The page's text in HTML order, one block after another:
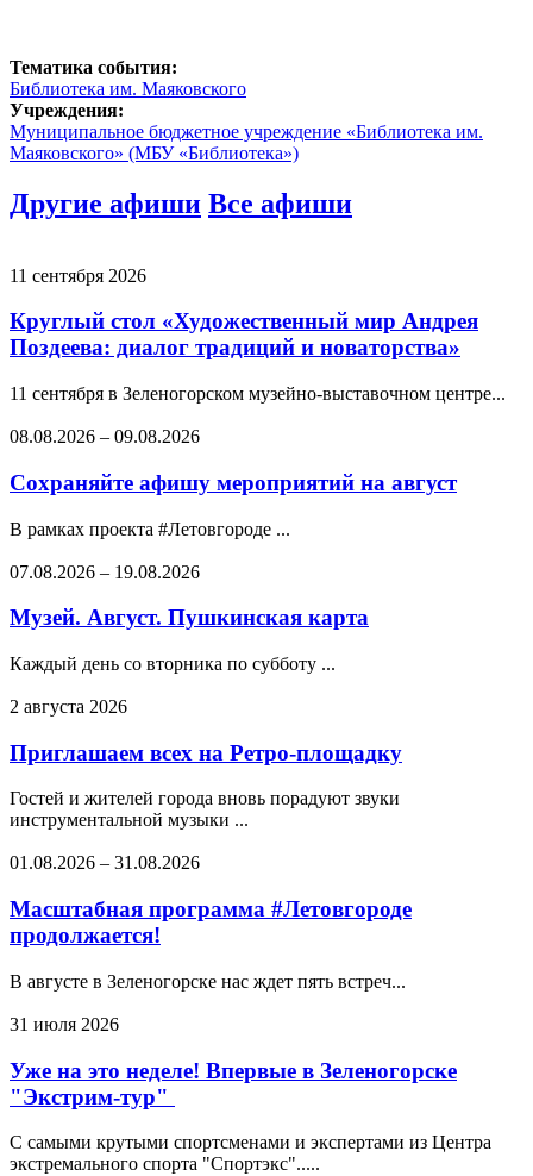
Тематика события:
Библиотека им. Маяковского
Учреждения:
Муниципальное бюджетное учреждение «Библиотека им.
Маяковского» (МБУ «Библиотека»)
Другие афиши Все афиши
11 сентября 2026
Круглый стол «Художественный мир Андрея
Поздеева: диалог традиций и новаторства»
11 сентября в Зеленогорском музейно-выставочном центре...
08.08.2026 – 09.08.2026
Сохраняйте афишу мероприятий на август
В рамках проекта #Летовгороде ...
07.08.2026 – 19.08.2026
Музей. Август. Пушкинская карта
Каждый день со вторника по субботу ...
2 августа 2026
Приглашаем всех на Ретро-площадку
Гостей и жителей города вновь порадуют звуки
инструментальной музыки ...
01.08.2026 – 31.08.2026
Масштабная программа #Летовгороде
продолжается!
В августе в Зеленогорске нас ждет пять встреч...
31 июля 2026
Уже на это неделе! Впервые в Зеленогорске
"Экстрим-тур"
С самыми крутыми спортсменами и экспертами из Центра
экстремального спорта "Спортэкс".....